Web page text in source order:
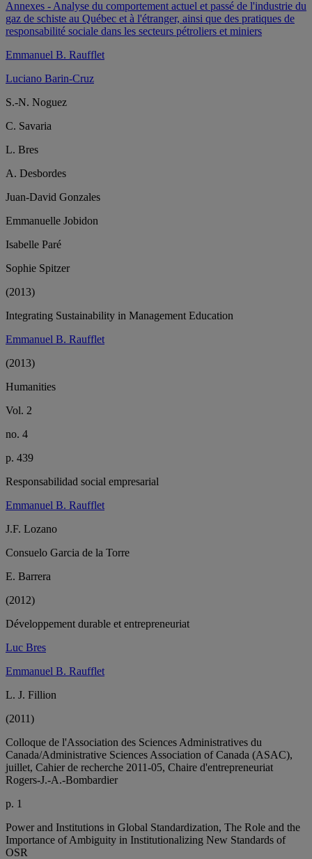
Annexes - Analyse du comportement actuel et passé de l'industrie du
gaz de schiste au Québec et à l'étranger, ainsi que des pratiques de
responsabilité sociale dans les secteurs pétroliers et miniers
Emmanuel B. Raufflet
Luciano Barin-Cruz
S.-N. Noguez
C. Savaria
L. Bres
A. Desbordes
Juan-David Gonzales
Emmanuelle Jobidon
Isabelle Paré
Sophie Spitzer
(2013)
Integrating Sustainability in Management Education
Emmanuel B. Raufflet
(2013)
Humanities
Vol. 2
no. 4
p. 439
Responsabilidad social empresarial
Emmanuel B. Raufflet
J.F. Lozano
Consuelo Garcia de la Torre
E. Barrera
(2012)
Développement durable et entrepreneuriat
Luc Bres
Emmanuel B. Raufflet
L. J. Fillion
(2011)
Colloque de l'Association des Sciences Administratives du
Canada/Administrative Sciences Association of Canada (ASAC),
juillet, Cahier de recherche 2011-05, Chaire d'entrepreneuriat
Rogers-J.-A.-Bombardier
p. 1
Power and Institutions in Global Standardization, The Role and the
Importance of Ambiguity in Institutionalizing New Standards of
OSR